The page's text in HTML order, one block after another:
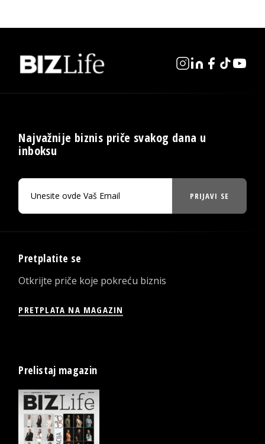
Najvažnije biznis priče svakog dana u
inboksu
PRIJAVI SE
Pretplatite se
Otkrijte priče koje pokreću biznis
PRETPLATA NA MAGAZIN
Prelistaj magazin